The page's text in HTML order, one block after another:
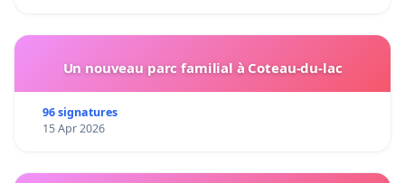
Un nouveau parc familial à Coteau-du-lac
96 signatures
15 Apr 2026